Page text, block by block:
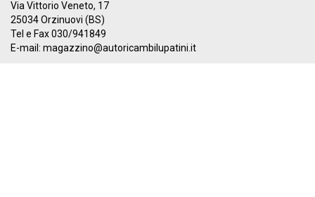
Via Vittorio Veneto, 17
25034 Orzinuovi (BS)
Tel e Fax 030/941849
E-mail: magazzino@autoricambilupatini.it